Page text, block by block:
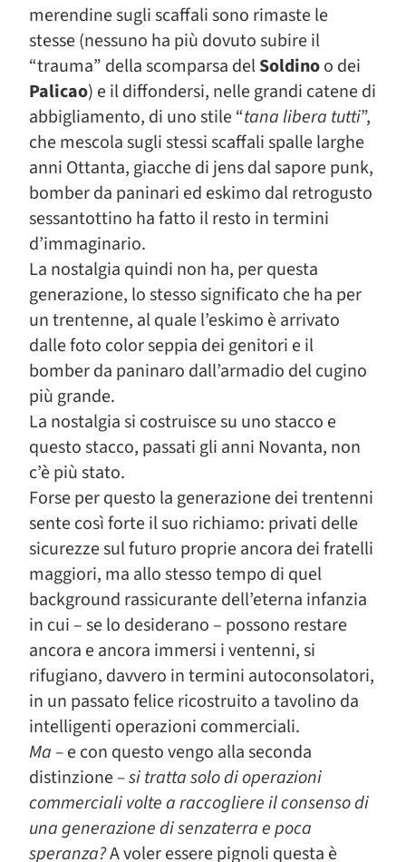
merendine sugli scaffali sono rimaste le
stesse (nessuno ha più dovuto subire il
“trauma” della scomparsa delSoldinoo dei
Palicao) e il diffondersi, nelle grandi catene di
abbigliamento, di uno stile “tana libera tutti”,
che mescola sugli stessi scaffali spalle larghe
anni Ottanta, giacche di jens dal sapore punk,
bomber da paninari ed eskimo dal retrogusto
sessantottino ha fatto il resto in termini
d’immaginario.
La nostalgia quindi non ha, per questa
generazione, lo stesso significato che ha per
un trentenne, al quale l’eskimo è arrivato
dalle foto color seppia dei genitori e il
bomber da paninaro dall’armadio del cugino
più grande.
La nostalgia si costruisce su uno stacco e
questo stacco, passati gli anni Novanta, non
c’è più stato.
Forse per questo la generazione dei trentenni
sente così forte il suo richiamo: privati delle
sicurezze sul futuro proprie ancora dei fratelli
maggiori, ma allo stesso tempo di quel
background rassicurante dell’eterna infanzia
in cui – se lo desiderano – possono restare
ancora e ancora immersi i ventenni, si
rifugiano, davvero in termini autoconsolatori,
in un passato felice ricostruito a tavolino da
intelligenti operazioni commerciali.
Ma –e con questo vengo alla seconda
distinzione– si tratta solo di operazioni
commerciali volte a raccogliere il consenso di
una generazione di senzaterra e poca
speranza?A voler essere pignoli questa è